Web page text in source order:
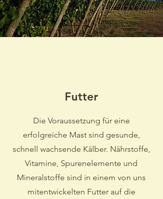
Futter
Die Voraussetzung für eine
erfolgreiche Mast sind gesunde,
schnell wachsende Kälber. Nährstoffe,
Vitamine, Spurenelemente und
Mineralstoffe sind in einem von uns
mitentwickelten Futter auf die